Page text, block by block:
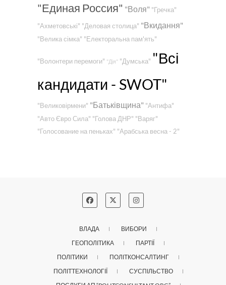
"Единая Россия" "Воля" "Гречка"
"Ахметовські" "Деловая столица" "Вкидання"
"Велика сімка" "Електоральна пам'ять"
"Волонтери перемоги" "Дія" "Думська" "Всі
кандидати - SWOT"
"Великовірмени" "Батьківщина" "Антифа"
"Авто Євро Сила" "Голова ДНР" "Варяг"
"Голосование на пеньках" "Арабська весна - 2"
ВЛАДА
ВИБОРИ
ГЕОПОЛІТИКА
ПАРТІЇ
ПОЛІТИКИ
ПОЛІТКОНСАЛТИНГ
ПОЛІТТЕХНОЛОГІЇ
СУСПІЛЬСТВО